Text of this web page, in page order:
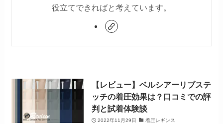
役立てできればと考えています。
【レビュー】ベルシアーリブステ
ッチの着圧効果は？口コミでの評
判と試着体験談
2022年11月29日 着圧レギンス